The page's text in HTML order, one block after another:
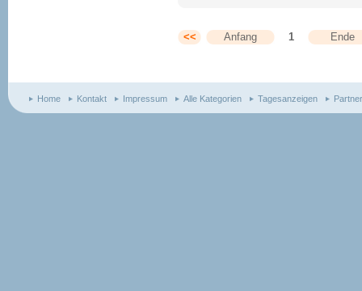
<< Anfang 1 Ende
Home Kontakt Impressum Alle Kategorien Tagesanzeigen Partner